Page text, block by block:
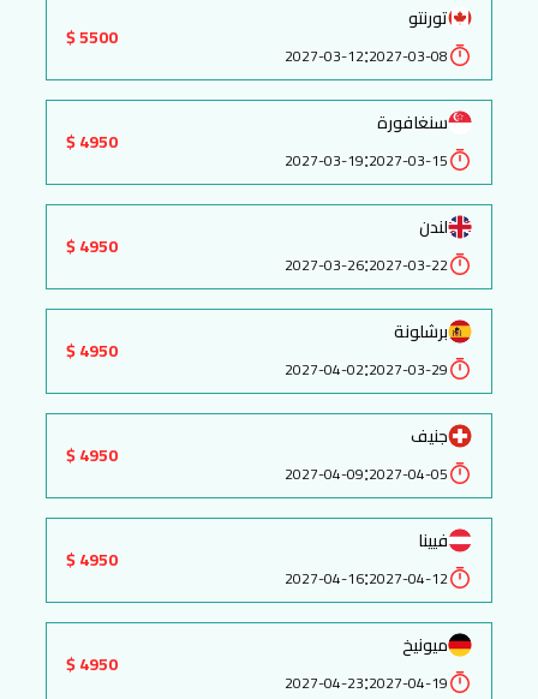
تورنتو
2027-03-08
:
2027-03-12
5500 $
سنغافورة
2027-03-15
:
2027-03-19
4950 $
لندن
2027-03-22
:
2027-03-26
4950 $
برشلونة
2027-03-29
:
2027-04-02
4950 $
جنيف
2027-04-05
:
2027-04-09
4950 $
فيينا
2027-04-12
:
2027-04-16
4950 $
ميونيخ
2027-04-19
:
2027-04-23
4950 $